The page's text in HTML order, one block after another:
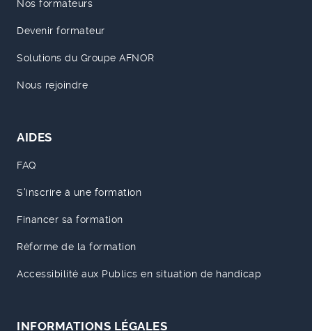
Nos formateurs
Devenir formateur
Solutions du Groupe AFNOR
Nous rejoindre
AIDES
FAQ
S'inscrire à une formation
Financer sa formation
Réforme de la formation
Accessibilité aux Publics en situation de handicap
INFORMATIONS LÉGALES